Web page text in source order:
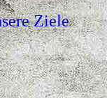
Ziele